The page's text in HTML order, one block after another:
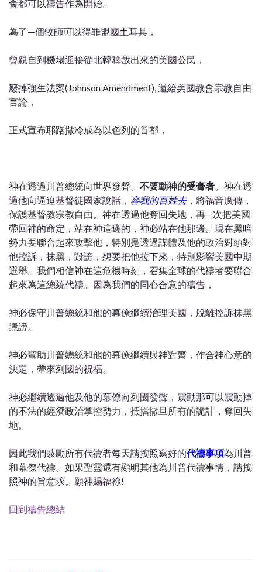
會都可以禱告作為開始。
為了—個牧師可以得罪盟國土耳其，
曾親自到機場迎接從北韓釋放出來的美國公民，
廢掉強生法案(Johnson Amendment), 還給美國教會宗教自由
言論，
正式宣布耶路撒冷成為以色列的首都，
神在透過川普總統向世界發聲。 不要動神的受膏者 。神在透
過他向逼迫基督徒國家說話， 容我的百姓去，將福音廣傳，
保護基督教宗教自由。神在透過他奪回失地，再—次把美國
帶回神的命定，站在神這邊的，神必站在他那邊。現在黑暗
勢力要聯合起來攻擊他，特別是透過謀體及他的政治對頭對
他控訴，抹黑，毀謗，想要把他拉下來，特別影響美國中期
選舉。我們相信神在這危機時刻，召集全球的代禱者要聯合
起來為這總統代禱。因為我們的同心合意的禱告，
神必保守川普總統和他的幕僚繼續治理美國，脫離控訴抹黑
譭謗。
神必幫助川普總統和他的幕僚繼續與神對齊，作合神心意的
決定，帶來列國的祝福。
神必繼續透過他及他的幕僚向列國發聲，震動那可以震動掉
的不法的經濟政治掌控勢力，抵擋撒旦所有的詭計，奪回失
地。
因此我們豉勵所有代禱者每天請按照寫好的代禱事項為川普
和幕僚代禱。如果聖靈還有顯明其他為川普代禱事情，請按
照神的旨意求。願神賜福祢!
回到禱告總結